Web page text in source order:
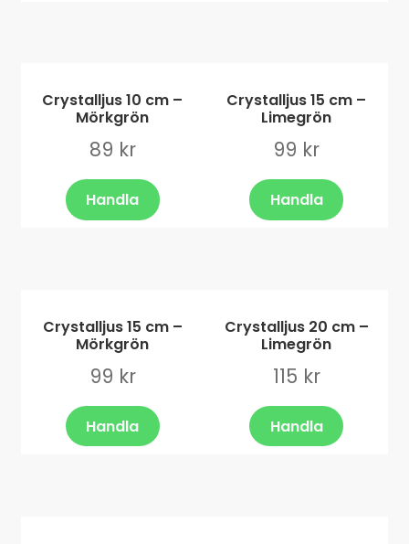
Crystalljus 10 cm –
Mörkgrön
89 kr
Handla
Crystalljus 15 cm –
Limegrön
99 kr
Handla
Crystalljus 15 cm –
Mörkgrön
99 kr
Handla
Crystalljus 20 cm –
Limegrön
115 kr
Handla